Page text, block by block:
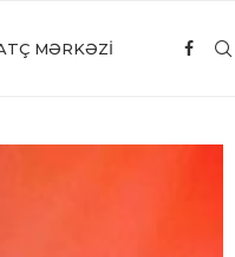
MƏRKƏZİ